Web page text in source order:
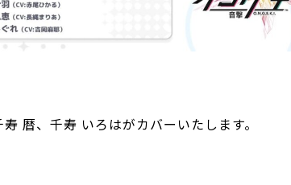
暦、千寿 いろはがカバーいたします。